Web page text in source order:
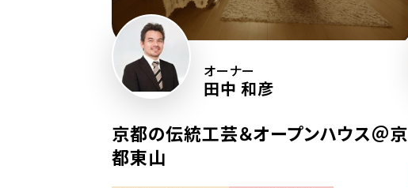
オーナー
田中 和彦
京都の伝統工芸＆オープンハウス＠京
都東山